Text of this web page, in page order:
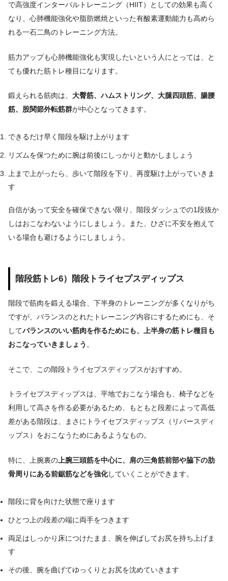
で高強度インターバルトレーニング（HIIT）としての効果も高く
なり、心肺機能強化や脂肪燃焼といった有酸素運動能力も高めら
れる一石二鳥のトレーニング方法。
筋力アップも心肺機能強化も実現したいという人にとっては、と
ても優れた筋トレ種目になります。
鍛えられる筋肉は、 大臀筋、ハムストリング、大腿四頭筋、腸腰
筋、股関節外転筋群が中心となってきます。
でき るだけ早く階段を駆け上がります
リズムを保つために腕は前後にしっかりと動かしましょう
上まで上がったら、歩いて階段を下り、再度駆け上がっていきま
す
自信があって安全を確保できない限り、階段ダッシュでの1段抜か
しはおこなわないようにしましょう。また、ひざに不安を抱えて
いる場合も避けるようにしましょう。
階段筋トレ6）階段トライセプスディップス
階段で筋肉を鍛える場合、下半身のトレーニングが多くなりがち
ですが、バランスのとれたトレーニング内容にするためにも、そ
してバランスのいい筋肉を作るためにも、上半身の筋トレ種目も
おこなっていきましょう 。
そこで、この階段トライセプスディップスがおすすめ。
トライセプスディップスは、平地でおこなう場合も、椅子などを
利用して高さを作る必要があるため、もともと段差によって高低
差がある階段は、まさにトライセプスディップス（リバースディ
ップス）をおこなうためにあるようなもの。
特に、上腕裏の 上腕三頭筋を中心に、肩の三角筋前部や脇下の肋
骨周りにある前鋸筋などを強化していくことができます。
階段に背を向けた状態で座ります
ひとつ上の段差の端に両手をつきます
両足はしっかり床につけたまま、腕を伸ばしてお尻を持ち上げま
す
その後、腕を曲げてゆっくりとお尻を沈めていきます